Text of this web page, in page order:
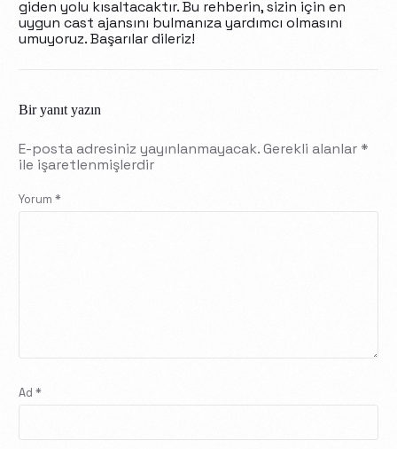
giden yolu kısaltacaktır. Bu rehberin, sizin için en
uygun cast ajansını bulmanıza yardımcı olmasını
umuyoruz. Başarılar dileriz!
Bir yanıt yazın
E-posta adresiniz yayınlanmayacak. Gerekli alanlar*
ile işaretlenmişlerdir
Yorum*
Ad*